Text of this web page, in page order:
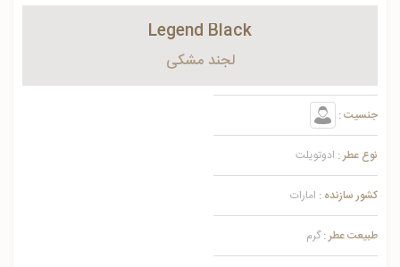
Legend Black
لجند مشکی
جنسیت :
نوع عطر : ادوتویلت
کشور سازنده : امارات
طبیعت عطر : گرم